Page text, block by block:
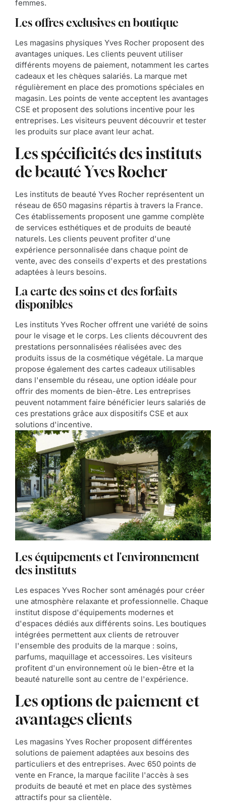
femmes.
Les offres exclusives en boutique
Les magasins physiques Yves Rocher proposent des
avantages uniques. Les clients peuvent utiliser
différents moyens de paiement, notamment les cartes
cadeaux et les chèques salariés. La marque met
régulièrement en place des promotions spéciales en
magasin. Les points de vente acceptent les avantages
CSE et proposent des solutions incentive pour les
entreprises. Les visiteurs peuvent découvrir et tester
les produits sur place avant leur achat.
Les spécificités des instituts
de beauté Yves Rocher
Les instituts de beauté Yves Rocher représentent un
réseau de 650 magasins répartis à travers la France.
Ces établissements proposent une gamme complète
de services esthétiques et de produits de beauté
naturels. Les clients peuvent profiter d'une
expérience personnalisée dans chaque point de
vente, avec des conseils d'experts et des prestations
adaptées à leurs besoins.
La carte des soins et des forfaits
disponibles
Les instituts Yves Rocher offrent une variété de soins
pour le visage et le corps. Les clients découvrent des
prestations personnalisées réalisées avec des
produits issus de la cosmétique végétale. La marque
propose également des cartes cadeaux utilisables
dans l'ensemble du réseau, une option idéale pour
offrir des moments de bien-être. Les entreprises
peuvent notamment faire bénéficier leurs salariés de
ces prestations grâce aux dispositifs CSE et aux
solutions d'incentive.
Les équipements et l'environnement
des instituts
Les espaces Yves Rocher sont aménagés pour créer
une atmosphère relaxante et professionnelle. Chaque
institut dispose d'équipements modernes et
d'espaces dédiés aux différents soins. Les boutiques
intégrées permettent aux clients de retrouver
l'ensemble des produits de la marque : soins,
parfums, maquillage et accessoires. Les visiteurs
profitent d'un environnement où le bien-être et la
beauté naturelle sont au centre de l'expérience.
Les options de paiement et
avantages clients
Les magasins Yves Rocher proposent différentes
solutions de paiement adaptées aux besoins des
particuliers et des entreprises. Avec 650 points de
vente en France, la marque facilite l'accès à ses
produits de beauté et met en place des systèmes
attractifs pour sa clientèle.